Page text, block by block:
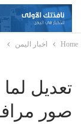
Home اخبار اليمن
تعديل
صور